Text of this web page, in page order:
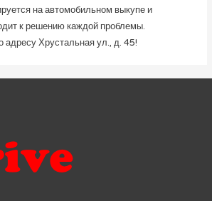
на автомобильном выкупе и
к решению каждой проблемы.
адресу Хрустальная ул., д. 45!